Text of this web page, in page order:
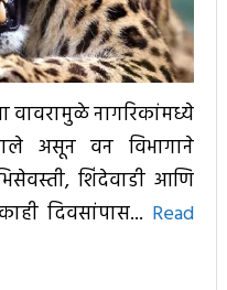
वावरामुळे नागरिकांमध्ये
असून वन विभागाने
शिंदेवाडी आणि
दिवसांपास... Read